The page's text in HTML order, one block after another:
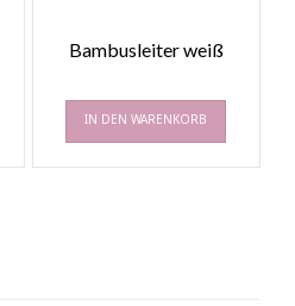
Bambusleiter weiß
IN DEN WARENKORB